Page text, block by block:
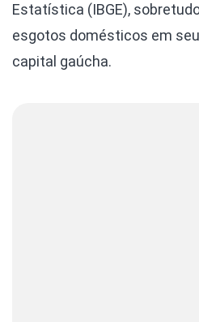
Estatística (IBGE),
esgotos domésticos em
capital gaúcha.